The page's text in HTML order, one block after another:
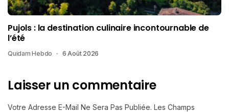
Pujols : la destination culinaire incontournable de
l’été
Quidam Hebdo 6 Août 2026
Laisser un commentaire
Votre Adresse E-Mail Ne Sera Pas Publiée. Les Champs